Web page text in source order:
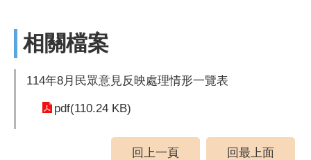
相關檔案
114年8月民眾意見反映處理情形一覽表
pdf(110.24 KB)
回上一頁 回最上面